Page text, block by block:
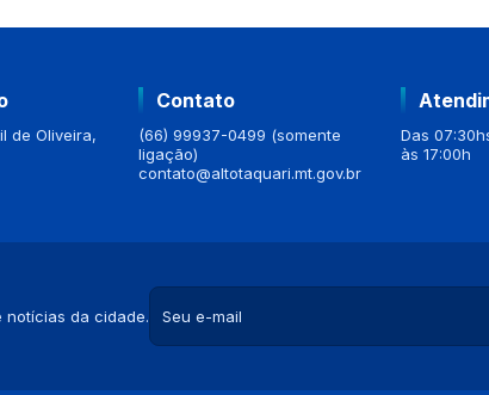
de Oliveira,
Contato
(66) 99937-0499 (somente
ligação)
contato@altotaquari.mt.gov.br
Das
às 17:00h
notícias da cidade.